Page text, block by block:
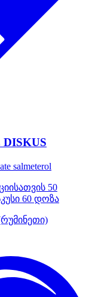
salmeterol
50
60 დოზა